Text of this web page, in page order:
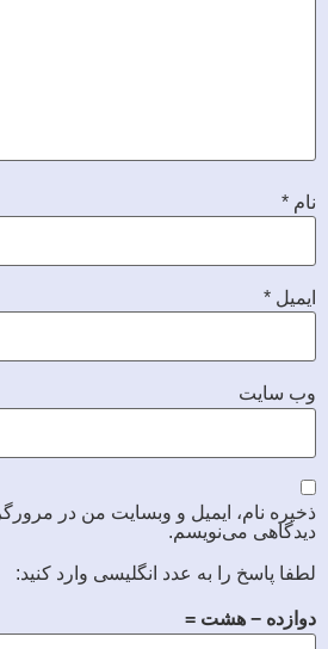
نام *
ایمیل *
وب‌ سایت
ذخیره نام، ایمیل و وبسایت من در
دیدگاهی می‌نویسم.
لطفا پاسخ را به عدد انگلیسی وارد کنید:
دوازده − هشت =